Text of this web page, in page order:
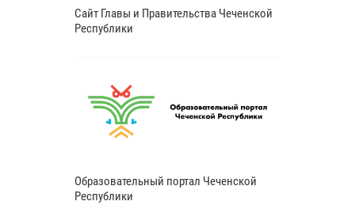
Сайт Главы и Правительства Чеченской
Республики
Образовательный портал Чеченской
Республики